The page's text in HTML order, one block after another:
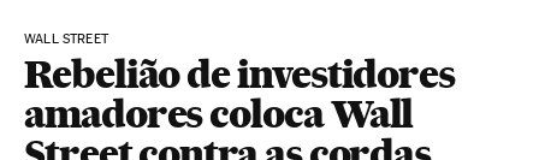
WALL STREET
Rebelião de investidores
amadores coloca Wall